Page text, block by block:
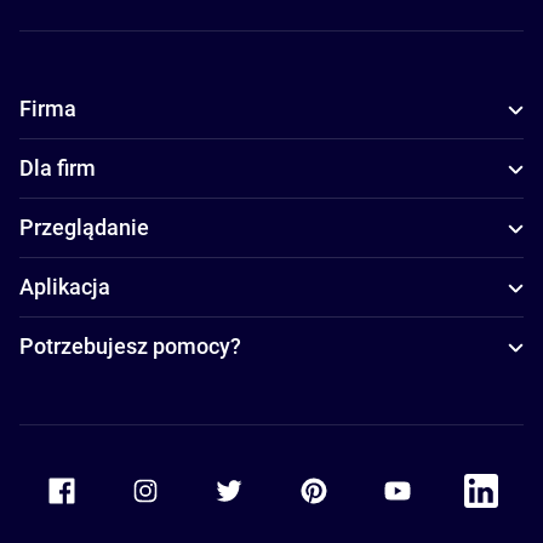
Firma
Dla firm
Przeglądanie
Aplikacja
Potrzebujesz pomocy?
Accor Youtube
Accor